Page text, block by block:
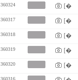
360324 [�
360317 [�
360318 [�
360319 [�
360320 [�
360316